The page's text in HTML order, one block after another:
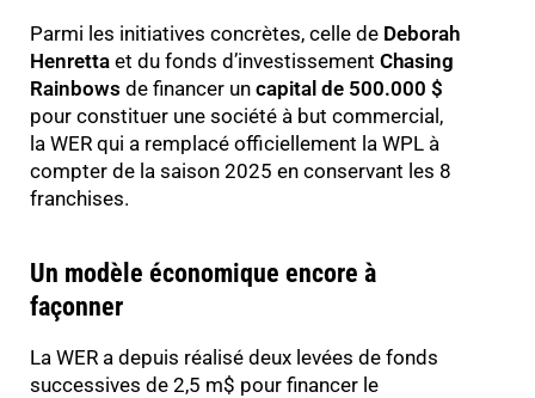
Parmi les initiatives concrètes, celle de Deborah
Henrettaet du fonds d’investissement Chasing
Rainbows de financer un capital de 500.000 $
pour constituer une société à but commercial,
la WER qui a remplacé officiellement la WPL à
compter de la saison 2025 en conservant les 8
franchises.
Un modèle économique encore à
façonner
La WER a depuis réalisé deux levées de fonds
successives de 2,5 m$ pour financer le